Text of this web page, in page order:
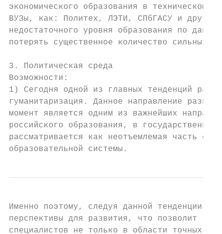
экономического образования в техническом
ВУЗы, как: Политех, ЛЭТИ, СПбГАСУ и другие.
недостаточного уровня образования по
потерять существенное количество сильных
3. Политическая среда
Возможности:
1) Сегодня одной из главных тенденций
гуманитаризация. Данное направление
момент является одним из важнейших
российского образования, в государственных
рассматривается как неотъемлемая часть
образовательной системы.
Именно поэтому, следуя данной тенденции,
перспективы для развития, что позволит
специалистов не только в области точных